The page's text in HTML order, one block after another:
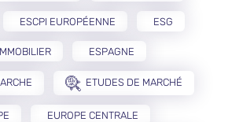
ESCPI EUROPÉENNE ESG
ESPAGNE
ETUDES DE MARCHÉ
EUROPE CENTRALE